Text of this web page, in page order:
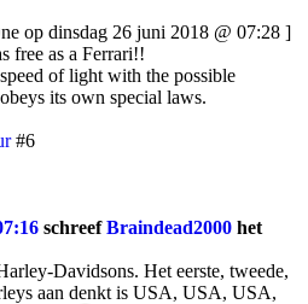
op dinsdag 26 juni 2018 @ 07:28 ]
free as a Ferrari!!
of light with the possible
its own special laws.
#6
schreefBraindead2000 het
Davidsons. Het eerste, tweede,
aan denkt is USA, USA, USA,